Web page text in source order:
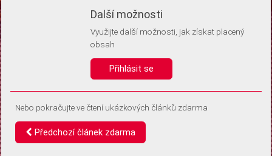
Identifikátor je zcela anonymní.
Vaše souhlasy a odmítnutí si ukládáme do vašeho zařízení, abychom se
vás už příště znovu neptali. Můžete je kdykoli později upravit ve Správě
Další možnosti
Využijte další možnosti, jak získat placený
obsah
Přihlásit se
Nebo pokračujte ve čtení ukázkových článků zdarma
Předchozí článek zdarma